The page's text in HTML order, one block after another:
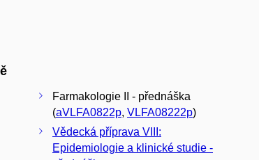
Farmakologie II - přednáška
(aVLFA0822p, VLFA08222p)
Vědecká příprava VIII:
Epidemiologie a klinické studie -